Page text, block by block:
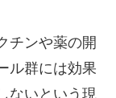
チンや薬の開
ル群には効果
ないという現